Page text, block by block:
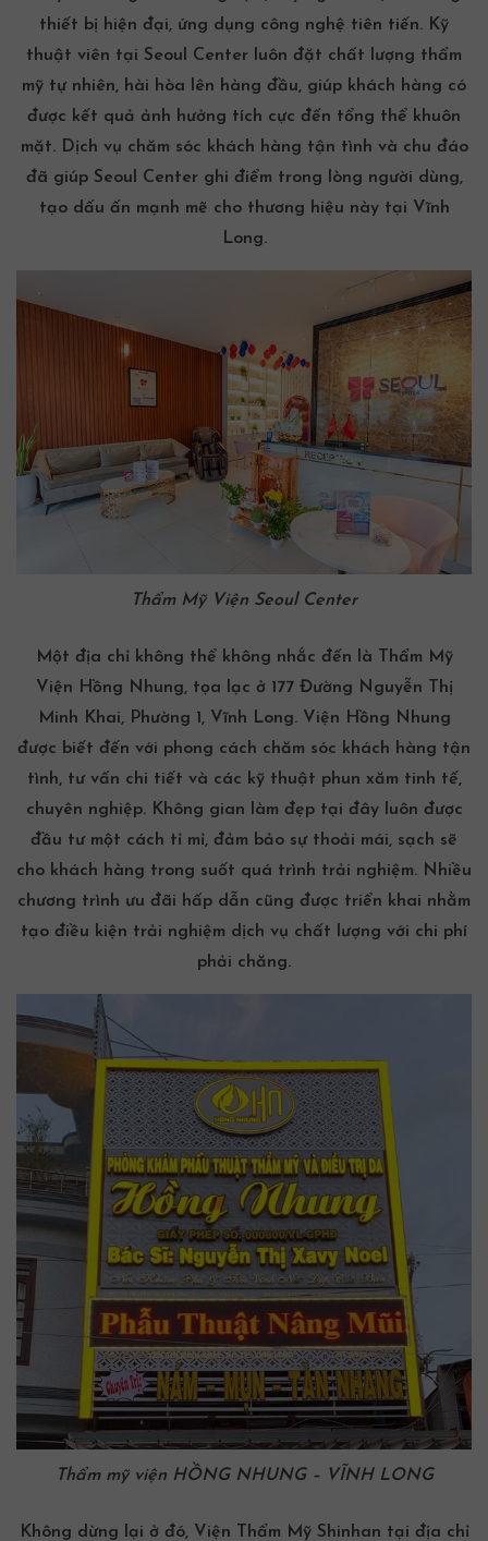
thiết bị hiện đại, ứng dụng công nghệ tiên tiến. Kỹ
thuật viên tại Seoul Center luôn đặt chất lượng thẩm
mỹ tự nhiên, hài hòa lên hàng đầu, giúp khách hàng có
được kết quả ảnh hưởng tích cực đến tổng thể khuôn
mặt. Dịch vụ chăm sóc khách hàng tận tình và chu đáo
đã giúp Seoul Center ghi điểm trong lòng người dùng,
tạo dấu ấn mạnh mẽ cho thương hiệu này tại Vĩnh
Long.
Thẩm Mỹ Viện Seoul Center
Một địa chỉ không thể không nhắc đến là
Thẩm Mỹ
Viện Hồng Nhung, tọa lạc ở 177 Đường Nguyễn Thị
Minh Khai, Phường 1, Vĩnh Long. Viện Hồng Nhung
được biết đến với phong cách chăm sóc khách hàng tận
tình, tư vấn chi tiết và các kỹ thuật phun xăm tinh tế,
chuyên nghiệp. Không gian làm đẹp tại đây luôn được
đầu tư một cách tỉ mỉ, đảm bảo sự thoải mái, sạch sẽ
cho khách hàng trong suốt quá trình trải nghiệm. Nhiều
chương trình ưu đãi hấp dẫn cũng được triển khai nhằm
tạo điều kiện trải nghiệm dịch vụ chất lượng với chi phí
phải chăng.
Thẩm mỹ viện HỒNG NHUNG – VĨNH LONG
Không dừng lại ở đó, Viện Thẩm Mỹ Shinhan tại địa chỉ